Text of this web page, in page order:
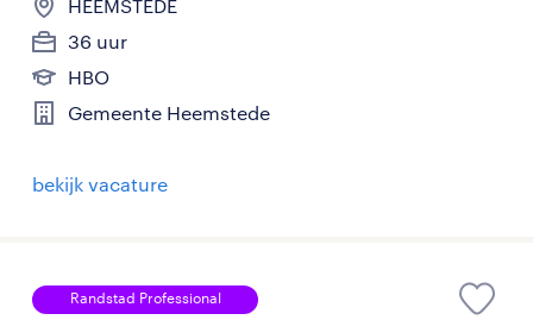
HEEMSTEDE
36 uur
HBO
Gemeente Heemstede
bekijk vacature
Randstad Professional